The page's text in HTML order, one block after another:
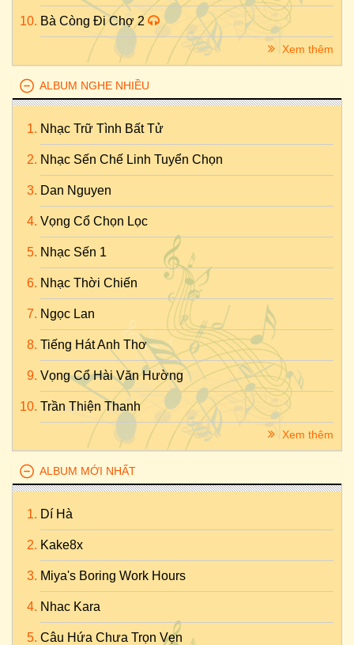
Bà Còng Đi Chợ 2
Xem thêm
ALBUM NGHE NHIỀU
Nhạc Trữ Tình Bất Tử
Nhạc Sến Chế Linh Tuyển Chọn
Dan Nguyen
Vọng Cổ Chọn Lọc
Nhạc Sến 1
Nhạc Thời Chiến
Ngọc Lan
Tiếng Hát Anh Thơ
Vọng Cổ Hài Văn Hường
Trần Thiện Thanh
Xem thêm
ALBUM MỚI NHẤT
Dí Hà
Kake8x
Miya's Boring Work Hours
Nhac Kara
Câu Hứa Chưa Trọn Vẹn